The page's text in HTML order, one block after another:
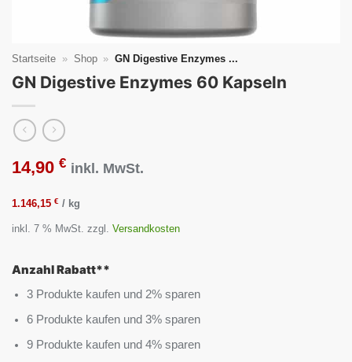
Startseite » Shop » GN Digestive Enzymes ...
GN Digestive Enzymes 60 Kapseln
14,90 € inkl. MwSt.
1.146,15 € / kg
inkl. 7 % MwSt. zzgl. Versandkosten
Anzahl Rabatt**
3 Produkte kaufen und 2% sparen
6 Produkte kaufen und 3% sparen
9 Produkte kaufen und 4% sparen